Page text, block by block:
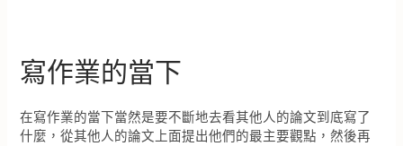
寫作業的當下
在寫作業的當下當然是要不斷地去看其他人的論文到底寫了
什麼，從其他人的論文上面提出他們的最主要觀點，然後再